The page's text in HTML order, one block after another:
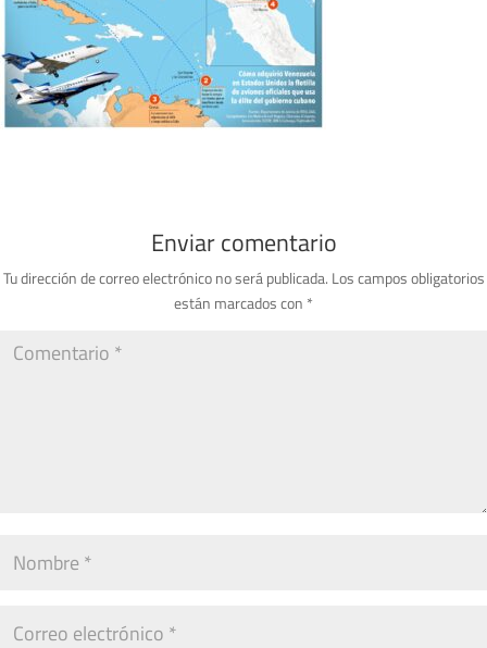
Enviar comentario
Tu dirección de correo electrónico no será publicada. Los campos obligatorios
están marcados con *